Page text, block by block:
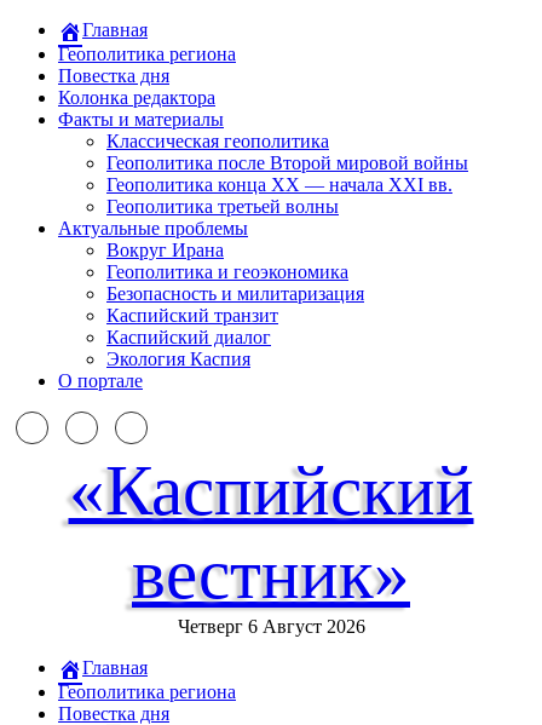
Главная
Геополитика региона
Повестка дня
Колонка редактора
Факты и материалы
Классическая геополитика
Геополитика после Второй мировой войны
Геополитика конца XX — начала XXI вв.
Геополитика третьей волны
Актуальные проблемы
Вокруг Ирана
Геополитика и геоэкономика
Безопасность и милитаризация
Каспийский транзит
Каспийский диалог
Экология Каспия
О портале
«Каспийский
вестник»
Четверг 6 Август 2026
Главная
Геополитика региона
Повестка дня